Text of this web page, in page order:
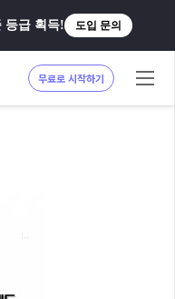
등급 획득! 도입 문의
무료로 시작하기